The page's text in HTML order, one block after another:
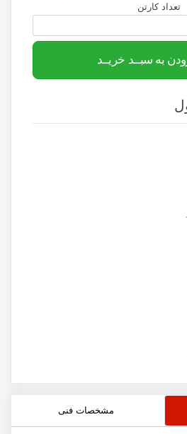
تعداد کارتن
به سبــد خریــد
مشخصات فنی